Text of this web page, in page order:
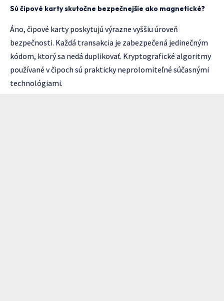
Sú čipové karty skutočne bezpečnejšie ako magnetické?
Áno, čipové karty poskytujú výrazne vyššiu úroveň
bezpečnosti. Každá transakcia je zabezpečená jedinečným
kódom, ktorý sa nedá duplikovať. Kryptografické algoritmy
používané v čipoch sú prakticky neprolomiteľné súčasnými
technológiami.